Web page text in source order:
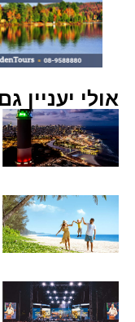
אולי יעניין